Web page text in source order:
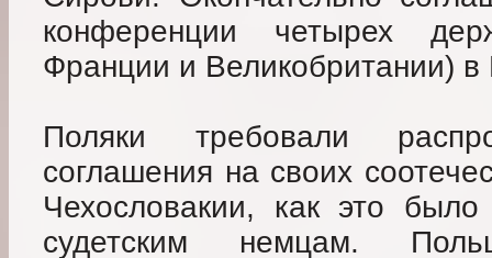
конференции четырех
Франции и Великобритании)
Поляки требовали
соглашения на своих
Чехословакии, как это
судетским немцам.